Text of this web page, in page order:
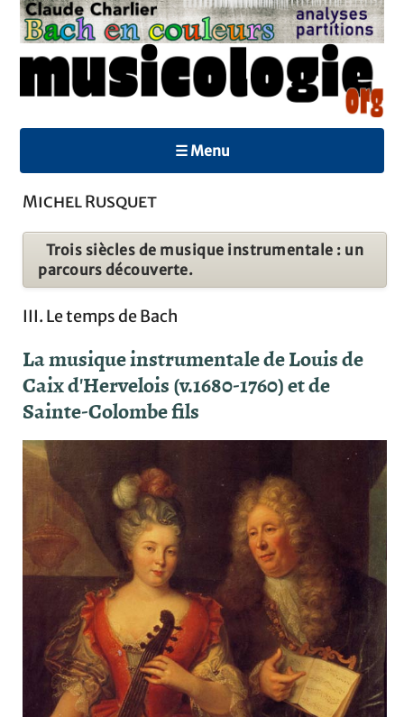
☰ Menu
Michel Rusquet
Trois siècles de musique instrumentale : un
parcours découverte.
III. Le temps de Bach
La musique instrumentale de Louis de
Caix d'Hervelois (v.1680-1760) et de
Sainte-Colombe fils